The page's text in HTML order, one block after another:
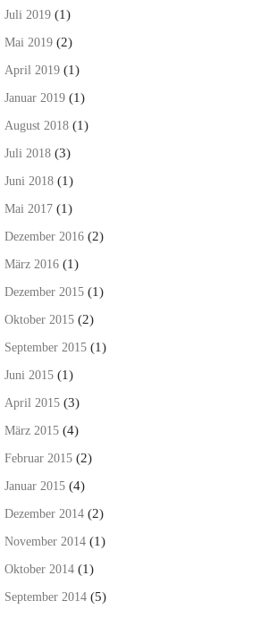
Juli 2019 (1)
Mai 2019 (2)
April 2019 (1)
Januar 2019 (1)
August 2018 (1)
Juli 2018 (3)
Juni 2018 (1)
Mai 2017 (1)
Dezember 2016 (2)
März 2016 (1)
Dezember 2015 (1)
Oktober 2015 (2)
September 2015 (1)
Juni 2015 (1)
April 2015 (3)
März 2015 (4)
Februar 2015 (2)
Januar 2015 (4)
Dezember 2014 (2)
November 2014 (1)
Oktober 2014 (1)
September 2014 (5)